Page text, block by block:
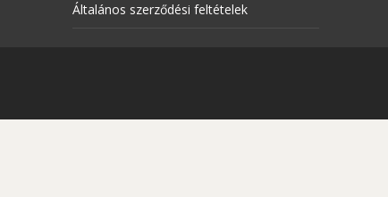
Általános szerződési feltételek